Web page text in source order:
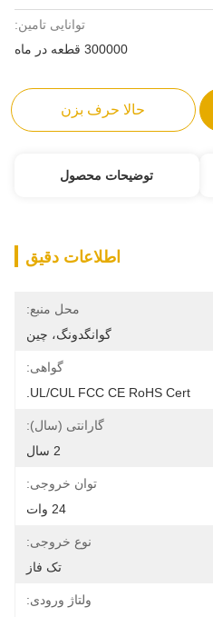
توانایی تامین:
300000 قطعه در ماه
حالا حرف بزن
توضیحات محصول
اطلاعات دقیق
محل منبع:
گوانگدونگ، چین
گواهی:
UL/cUL FCC CE RoHS Cert.
گارانتی (سال):
2 سال
توان خروجی:
24 وات
نوع خروجی:
تک فاز
ولتاژ ورودی: